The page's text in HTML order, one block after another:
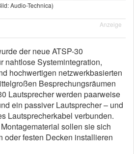
Audio-Technica)
Anzeige
der neue ATSP-30
nahtlose Systemintegration,
hochwertigen netzwerkbasierten
Besprechungsräumen
Lautsprecher werden paarweise
ein passiver Lautsprecher – und
Lautsprecherkabel verbunden.
sollen sie sich
oder festen Decken installieren